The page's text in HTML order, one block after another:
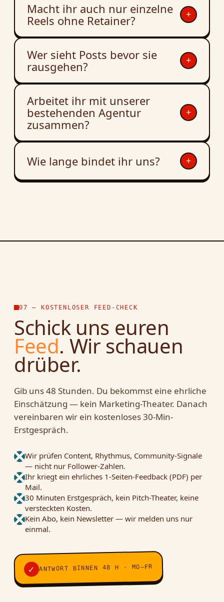
Macht ihr auch nur einzelne
Reels ohne Retainer?
+
Wer sieht Posts bevor sie
rausgehen?
+
Arbeitet ihr mit unserer
bestehenden Agentur
zusammen?
+
Wie lange bindet ihr uns? +
07 — KOSTENLOSER FEED-CHECK
Schick uns euren
Feed. Wir schauen
drüber.
Gib uns 48 Stunden. Du bekommst eine ehrliche
Einschätzung — kein Marketing-Theater. Danach
vereinbaren wir ein kostenloses 30-Min-
Erstgespräch.
Wir prüfen Content, Rhythmus, Community-Signale
— nicht nur Follower-Zahlen.
Ihr kriegt ein ehrliches 1-Seiten-Feedback (PDF) per
Mail.
30 Minuten Erstgespräch, kein Pitch-Theater, keine
versteckten Kosten.
Kein Abo, kein Newsletter — wir melden uns nur
einmal.
✓ ANTWORT BINNEN 48 H · MO–FR